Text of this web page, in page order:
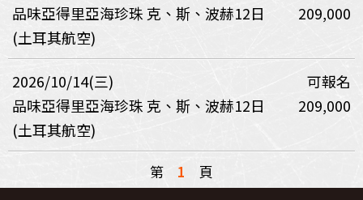
品味亞得里亞海珍珠 克、斯、波赫12日
(土耳其航空)
209,000
2026/10/14(三)
可報名
品味亞得里亞海珍珠 克、斯、波赫12日
(土耳其航空)
209,000
第 1 頁